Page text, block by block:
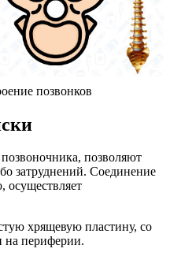
позвонков
позволяют
затруднений. Соединение
осуществляет
хрящевую пластину, со
на периферии.